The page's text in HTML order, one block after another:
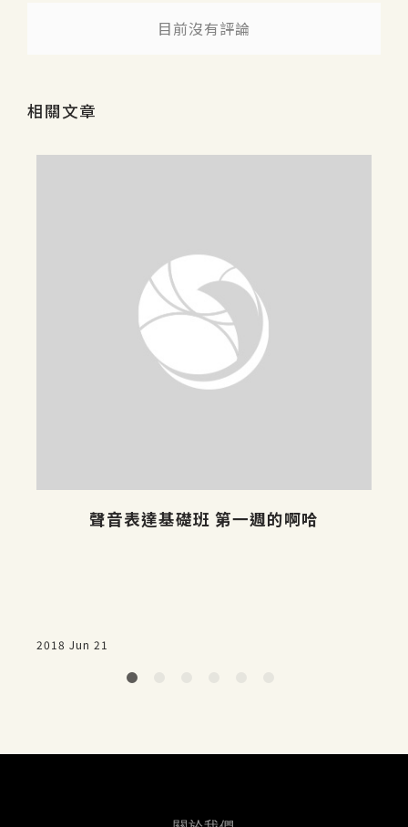
目前沒有評論
相關文章
聲音表達基礎班 第一週的啊哈
2018 Jun 21